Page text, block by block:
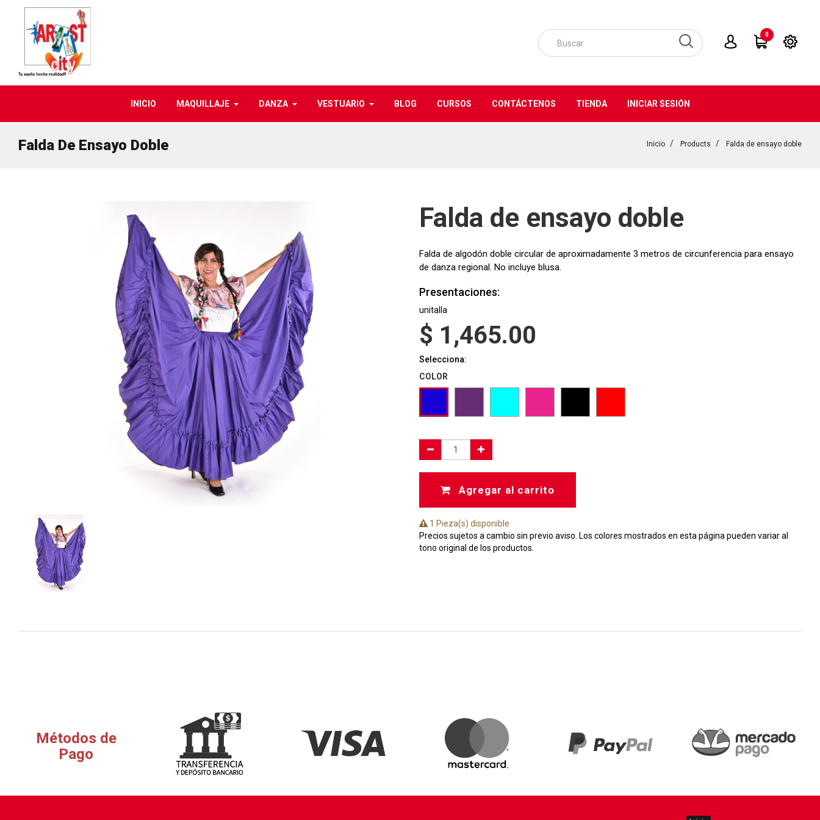
0
INICIO MAQUILLAJE DANZA VESTUARIO BLOG CURSOS CONTÁCTENOS TIENDA INICIAR SESIÓN
Falda De Ensayo Doble Inicio Products Falda de ensayo doble
Falda de ensayo doble
Falda de algodón doble circular de aproximadamente 3 metros de circunferencia para ensayo
de danza regional. No incluye blusa.
Presentaciones:
unitalla
$ 1,465.00
Selecciona:
COLOR
Agregar al carrito
1 Pieza(s) disponible
Precios sujetos a cambio sin previo aviso. Los colores mostrados en esta página pueden variar al
tono original de los productos.
Métodos de
Pago